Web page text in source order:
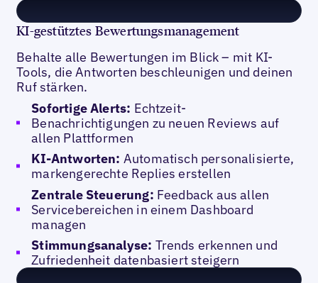
KI-gestütztes Bewertungsmanagement
Behalte alle Bewertungen im Blick – mit KI-
Tools, die Antworten beschleunigen und deinen
Ruf stärken.
Sofortige Alerts: Echtzeit-
Benachrichtigungen zu neuen Reviews auf
allen Plattformen
KI-Antworten: Automatisch personalisierte,
markengerechte Replies erstellen
Zentrale Steuerung: Feedback aus allen
Servicebereichen in einem Dashboard
managen
Stimmungsanalyse: Trends erkennen und
Zufriedenheit datenbasiert steigern